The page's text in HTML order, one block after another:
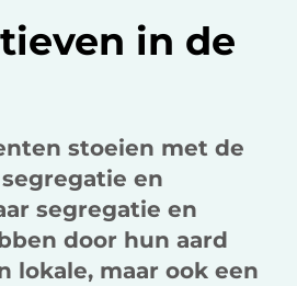
o
o
I
l
in de
stoeien met de
en
segregatie en
door hun aard
lokale, maar ook een